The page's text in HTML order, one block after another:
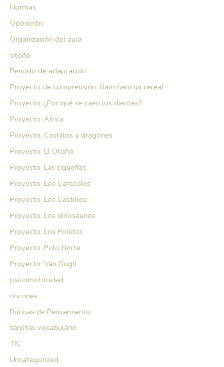
Normas
Oposición
Organización del aula
otoño
Periodo de adaptación
Proyecto de comprensión: Ñam ñam un cereal
Proyecto: ¿Por qué se caen los dientes?
Proyecto: África
Proyecto: Castillos y dragones
Proyecto: El Otoño
Proyecto: Las cigüeñas
Proyecto: Los Caracoles
Proyecto: Los Castillos
Proyecto: Los dinosaurios
Proyecto: Los Pollitos
Proyecto: Polo Norte
Proyecto: Van Gogh
psicomotricidad
rincones
Rutinas de Pensamiento
tarjetas vocabulario
TIC
Uncategorized